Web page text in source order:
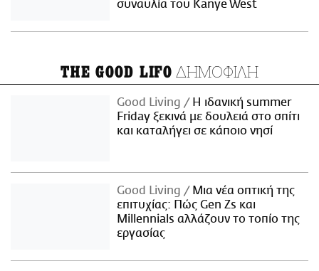
συναυλία του Kanye West
THE GOOD LIFO ΔΗΜΟΦΙΛΗ
Good Living
Η ιδανική summer
Friday ξεκινά με δουλειά στο σπίτι
και καταλήγει σε κάποιο νησί
Good Living
Μια νέα οπτική της
επιτυχίας: Πώς Gen Zs και
Millennials αλλάζουν το τοπίο της
εργασίας